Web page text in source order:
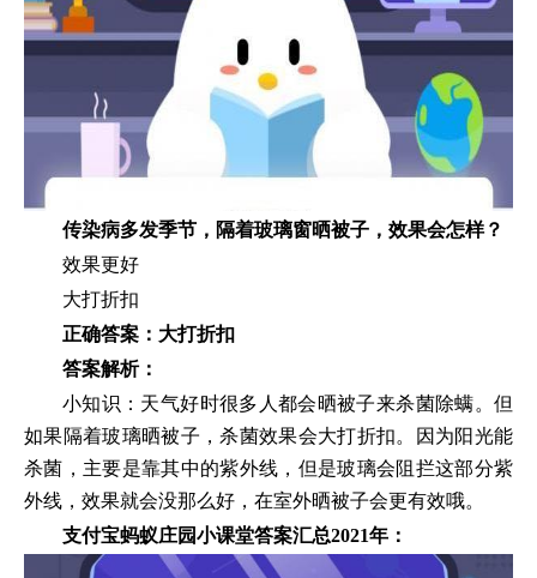
传染病多发季节，隔着玻璃窗晒被子，效果会怎样？
效果更好
大打折扣
正确答案： 大打折扣
答案解析：
小知识：天气好时很多人都会晒被子来杀菌除螨。但
如果隔着玻璃晒被子，杀菌效果会大打折扣。因为阳光能
杀菌，主要是靠其中的紫外线，但是玻璃会阻拦这部分紫
外线，效果就会没那么好，在室外晒被子会更有效哦。
支付宝蚂蚁庄园小课堂答案汇总2021年 ：